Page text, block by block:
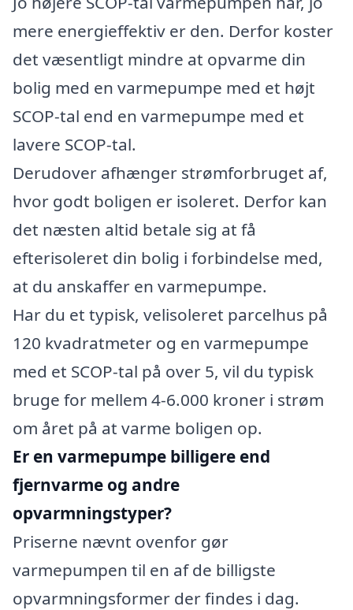
mere energieffektiv er den. Derfor koster
det væsentligt mindre at opvarme din
bolig med en varmepumpe med et højt
SCOP-tal end en varmepumpe med et
lavere SCOP-tal.
Derudover afhænger strømforbruget af,
hvor godt boligen er isoleret. Derfor kan
det næsten altid betale sig at få
efterisoleret din bolig i forbindelse med,
at du anskaffer en varmepumpe.
Har du et typisk, velisoleret parcelhus på
120 kvadratmeter og en varmepumpe
med et SCOP-tal på over 5, vil du typisk
bruge for mellem 4-6.000 kroner i strøm
om året på at varme boligen op.
Er en varmepumpe billigere end
fjernvarme og andre
opvarmningstyper?
Priserne nævnt ovenfor gør
varmepumpen til en af de billigste
opvarmningsformer der findes i dag.